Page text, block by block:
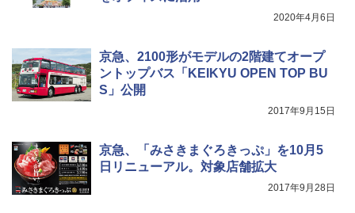
2020年4月6日
京急、2100形がモデルの2階建てオープ
ントップバス「KEIKYU OPEN TOP BU
S」公開
2017年9月15日
京急、「みさきまぐろきっぷ」を10月5
日リニューアル。対象店舗拡大
2017年9月28日